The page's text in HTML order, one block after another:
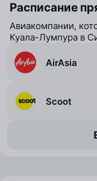
Расписание
Авиакомпании,
Куала-Лумпура в
AirAsia
Scoot